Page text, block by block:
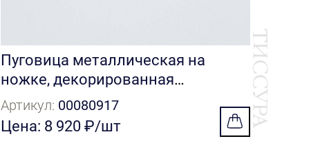
Пуговица металлическая на
ножке, декорированная
кристаллами Swarovski
Артикул: 00080917
Цена: 8 920 ₽/шт